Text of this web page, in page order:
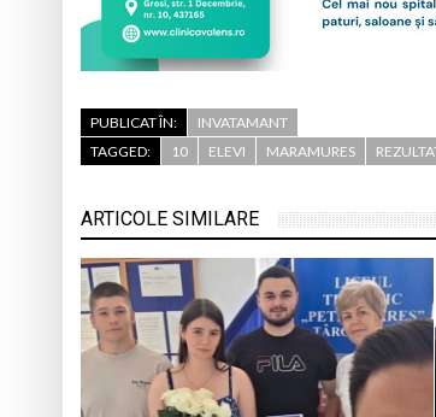
PUBLICAT ÎN:
INVATAMANT
TAGGED:
10 ELEVI MARAMURES
ARTICOLE SIMILARE